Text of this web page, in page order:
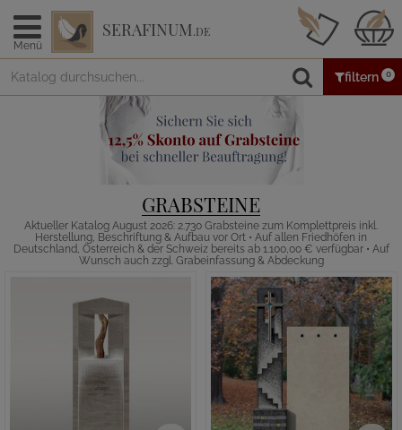
Menü
SERAFINUM.DE
filtern 0
GRABSTEINE
Aktueller Katalog August 2026: 2.730 Grabsteine zum Komplettpreis inkl.
Herstellung, Beschriftung & Aufbau vor Ort • Auf allen Friedhöfen in
Deutschland, Österreich & der Schweiz bereits ab 1.100,00 € verfügbar • Auf
Wunsch auch zzgl. Grabeinfassung & Abdeckung